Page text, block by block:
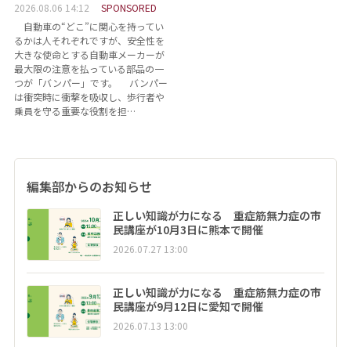
2026.08.06 14:12
SPONSORED
自動車の“どこ”に関心を持ってい
るかは人それぞれですが、安全性を
大きな使命とする自動車メーカーが
最大限の注意を払っている部品の一
つが「バンパー」です。 バンパー
は衝突時に衝撃を吸収し、歩行者や
乗員を守る重要な役割を担…
編集部からのお知らせ
正しい知識が力になる 重症筋無力症の市
民講座が10月3日に熊本で開催
2026.07.27 13:00
正しい知識が力になる 重症筋無力症の市
民講座が9月12日に愛知で開催
2026.07.13 13:00